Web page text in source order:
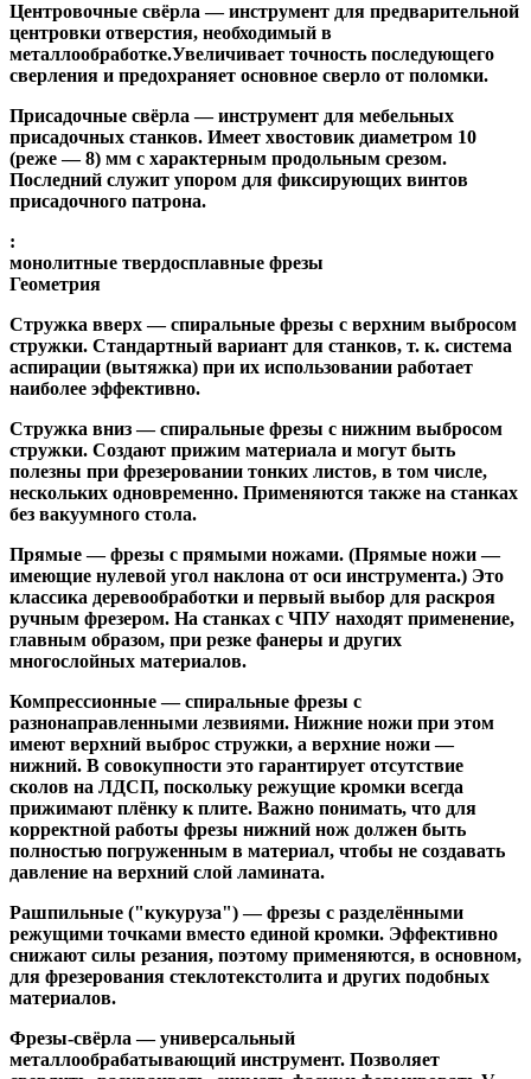
Центровочные свёрла— инструмент для предварительной
центровки отверстия, необходимый в
металлообработке.Увеличивает точность последующего
сверления и предохраняет основное сверло от поломки.
Присадочные свёрла— инструмент для мебельных
присадочных станков. Имеет хвостовик диаметром 10
(реже — 8) мм с характерным продольным срезом.
Последний служит упором для фиксирующих винтов
присадочного патрона.
:
монолитные твердосплавные фрезы
Геометрия
Стружка вверх— спиральные фрезы с верхним выбросом
стружки. Стандартный вариант для станков, т. к. система
аспирации (вытяжка) при их использовании работает
наиболее эффективно.
Стружка вниз— спиральные фрезы с нижним выбросом
стружки. Создают прижим материала и могут быть
полезны при фрезеровании тонких листов, в том числе,
нескольких одновременно. Применяются также на станках
без вакуумного стола.
Прямые— фрезы с прямыми ножами. (Прямые ножи —
имеющие нулевой угол наклона от оси инструмента.) Это
классика деревообработки и первый выбор для раскроя
ручным фрезером. На станках с ЧПУ находят применение,
главным образом, при резке фанеры и других
многослойных материалов.
Компрессионные— спиральные фрезы с
разнонаправленными лезвиями. Нижние ножи при этом
имеют верхний выброс стружки, а верхние ножи —
нижний. В совокупности это гарантирует отсутствие
сколов на ЛДСП, поскольку режущие кромки всегда
прижимают плёнку к плите. Важно понимать, что для
корректной работы фрезы нижний нож должен быть
полностью погруженным в материал, чтобы не создавать
давление на верхний слой ламината.
Рашпильные ("кукуруза")— фрезы с разделёнными
режущими точками вместо единой кромки. Эффективно
снижают силы резания, поэтому применяются, в основном,
для фрезерования стеклотекстолита и других подобных
материалов.
Фрезы-свёрла— универсальный
металлообрабатывающий инструмент. Позволяет